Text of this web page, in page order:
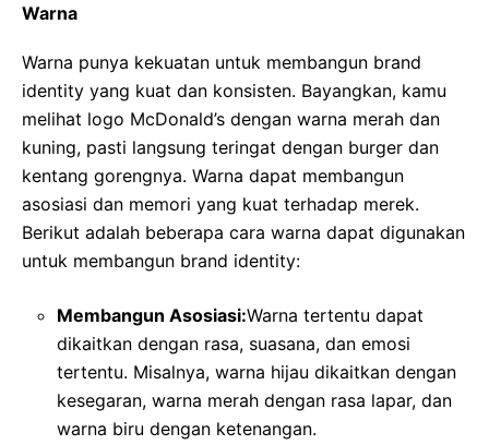
Warna
Warna punya kekuatan untuk membangun brand
identity yang kuat dan konsisten. Bayangkan, kamu
melihat logo McDonald’s dengan warna merah dan
kuning, pasti langsung teringat dengan burger dan
kentang gorengnya. Warna dapat membangun
asosiasi dan memori yang kuat terhadap merek.
Berikut adalah beberapa cara warna dapat digunakan
untuk membangun brand identity:
Membangun Asosiasi:Warna tertentu dapat
dikaitkan dengan rasa, suasana, dan emosi
tertentu. Misalnya, warna hijau dikaitkan dengan
kesegaran, warna merah dengan rasa lapar, dan
warna biru dengan ketenangan.